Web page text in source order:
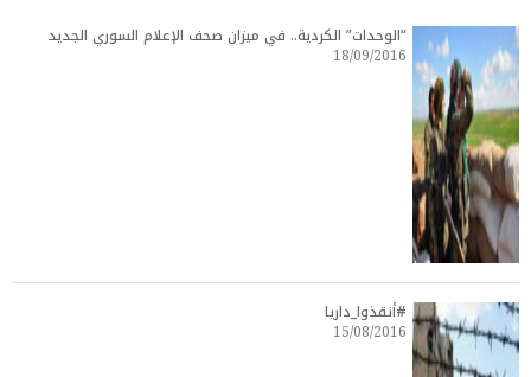
“الوحدات” الكردية.. في ميزان صحف الإعلام السوري الجديد
18/09/2016
#أنقذوا_داريا
15/08/2016